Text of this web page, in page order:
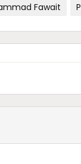
Fawait